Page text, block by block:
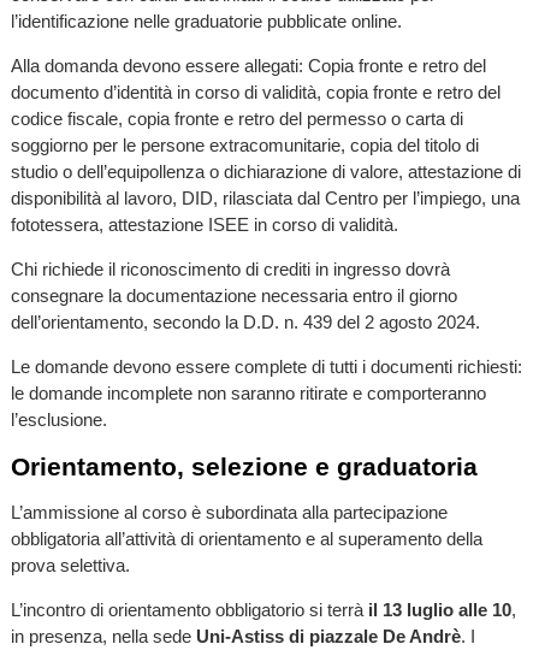
l’identificazione nelle graduatorie pubblicate online.
Alla domanda devono essere allegati: Copia fronte e retro del
documento d’identità in corso di validità, copia fronte e retro del
codice fiscale, copia fronte e retro del permesso o carta di
soggiorno per le persone extracomunitarie, copia del titolo di
studio o dell’equipollenza o dichiarazione di valore, attestazione di
disponibilità al lavoro, DID, rilasciata dal Centro per l’impiego, una
fototessera, attestazione ISEE in corso di validità.
Chi richiede il riconoscimento di crediti in ingresso dovrà
consegnare la documentazione necessaria entro il giorno
dell’orientamento, secondo la D.D. n. 439 del 2 agosto 2024.
Le domande devono essere complete di tutti i documenti richiesti:
le domande incomplete non saranno ritirate e comporteranno
l’esclusione.
Orientamento, selezione e graduatoria
L’ammissione al corso è subordinata alla partecipazione
obbligatoria all’attività di orientamento e al superamento della
prova selettiva.
L’incontro di orientamento obbligatorio si terrà il 13 luglio alle 10,
in presenza, nella sede Uni-Astiss di piazzale De Andrè. I